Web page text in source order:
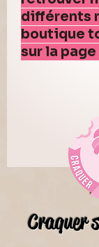
différents
boutique
sur la
Craquer